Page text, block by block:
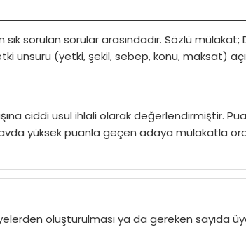
sık sorulan sorular arasındadır. Sözlü
unsuru (yetki, şekil, sebep, konu, maksat)
ciddi usul ihlali olarak değerlendirmiştir.
yüksek puanla geçen adaya mülakatla
oluşturulması ya da gereken sayıda